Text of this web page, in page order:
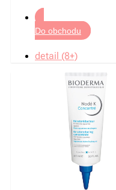
Do obchodu
detail (8+)